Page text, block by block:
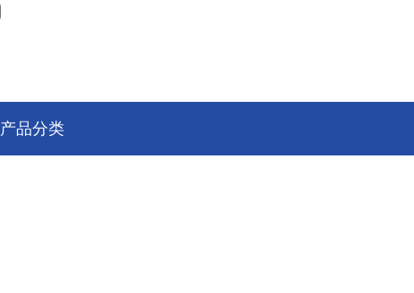
产品分类